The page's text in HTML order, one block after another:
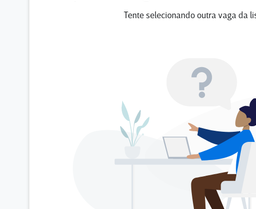
Tente selecionando outra vaga da